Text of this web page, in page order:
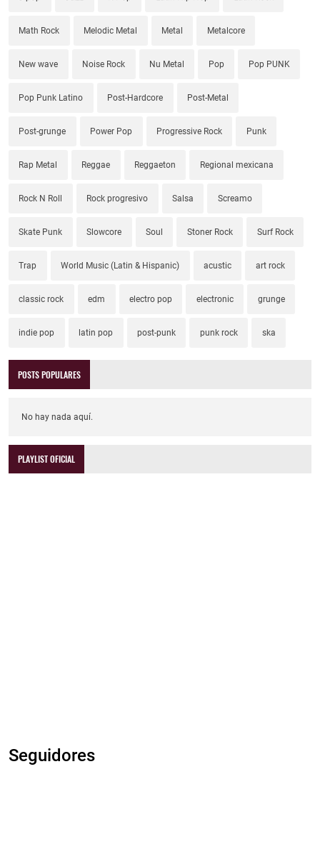
Math Rock Melodic Metal Metal Metalcore
New wave Noise Rock Nu Metal Pop Pop PUNK
Pop Punk Latino Post-Hardcore Post-Metal
Post-grunge Power Pop Progressive Rock Punk
Rap Metal Reggae Reggaeton Regional mexicana
Rock N Roll Rock progresivo Salsa Screamo
Skate Punk Slowcore Soul Stoner Rock Surf Rock
Trap World Music (Latin & Hispanic) acustic art rock
classic rock edm electro pop electronic grunge
indie pop latin pop post-punk punk rock ska
POSTS POPULARES
No hay nada aquí.
PLAYLIST OFICIAL
Seguidores